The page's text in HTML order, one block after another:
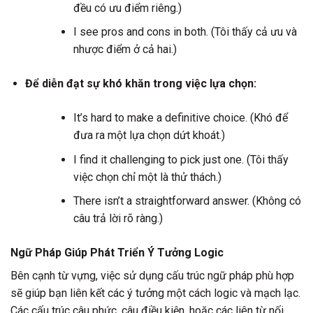
đều có ưu điểm riêng.)
I see pros and cons in both. (Tôi thấy cả ưu và
nhược điểm ở cả hai.)
Để diễn đạt sự khó khăn trong việc lựa chọn:
It’s hard to make a definitive choice. (Khó để
đưa ra một lựa chọn dứt khoát.)
I find it challenging to pick just one. (Tôi thấy
việc chọn chỉ một là thử thách.)
There isn’t a straightforward answer. (Không có
câu trả lời rõ ràng.)
Ngữ Pháp Giúp Phát Triển Ý Tưởng Logic
Bên cạnh từ vựng, việc sử dụng cấu trúc ngữ pháp phù hợp
sẽ giúp bạn liên kết các ý tưởng một cách logic và mạch lạc.